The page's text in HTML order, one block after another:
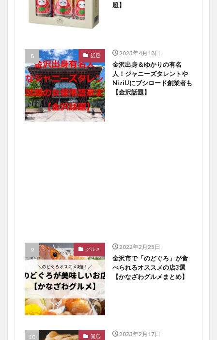
題】
話題 2023年4月18日
金沢出身＆ゆかりの有名
人！ジャニーズタレントや
NiziUにブシロード創業者も
【金沢話題】
グルメ 2022年2月25日
金沢市で「のどぐろ」が食
べられるオススメの店3選
【かなざわグルメまとめ】
開店 2023年2月17日